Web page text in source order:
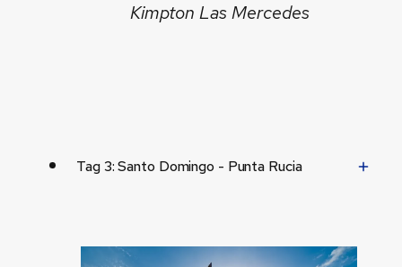
Kimpton Las Mercedes
Tag 3: Santo Domingo - Punta Rucia